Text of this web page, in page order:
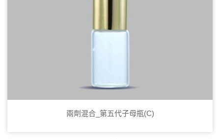
兩劑混合_第五代子母瓶(C)